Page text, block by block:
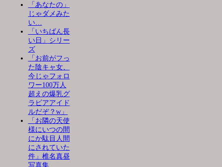
「あなたの」
じゃダメみた
い…
「いちばん長
い日」シリー
ズ
「お前がフっ
た陰キャ女、
今じゃフォロ
ワー100万人
超えの爆乳グ
ラビアアイド
ルだぞ？w」
「お隣の天使
様にいつの間
にか駄目人間
にされていた
件」椎名真昼
写真集